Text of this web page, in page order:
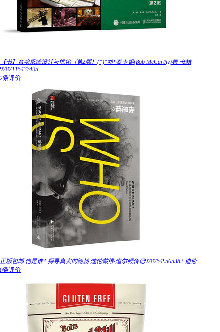
【书】音响系统设计与优化（第2版）(*)*勃*麦卡锡(Bob McCarthy)著 书籍
9787115437495
2条评价
正版包邮 他是谁?-探寻真实的鲍勃.迪伦戴维·道尔顿传记9787549565382 迪伦
0条评价